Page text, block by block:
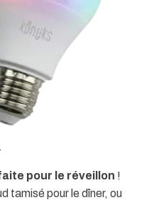
pour le réveillon !
tamisé pour le dîner, ou